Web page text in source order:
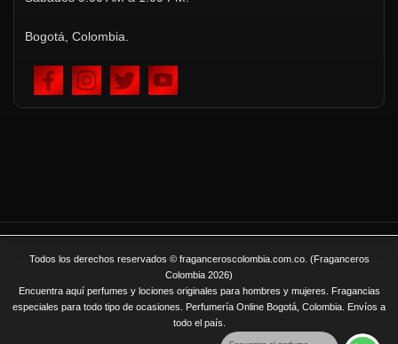
Bogotá, Colombia.
Todos los derechos reservados © fraganceroscolombia.com.co. (Fraganceros
Colombia 2026)
Encuentra aquí perfumes y lociones originales para hombres y mujeres. Fragancias
especiales para todo tipo de ocasiones. Perfumería Online Bogotá, Colombia. Envíos a
todo el país.